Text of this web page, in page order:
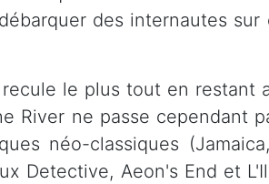
des internautes
le plus tout en restant
River ne passe cependant
néo-classiques
Detective, Aeon's End et